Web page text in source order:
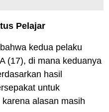
Pelajar
kedua pelaku
(17), di mana keduanya
hasil
untuk
alasan masih